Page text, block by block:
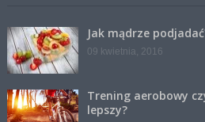
Jak mądrze
09 kwietnia, 2016
Trening aerobowy
lepszy?